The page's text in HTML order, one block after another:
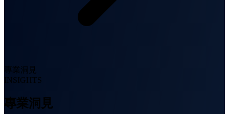
專業洞見
INSIGHTS
專業洞見